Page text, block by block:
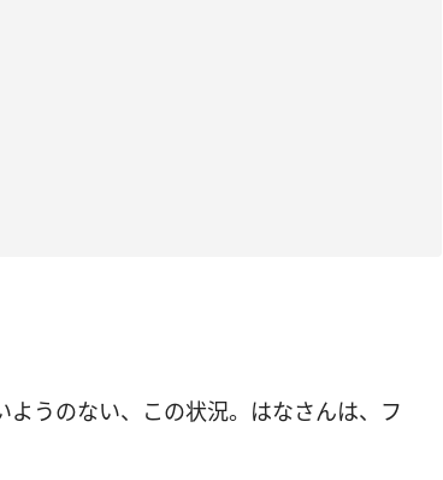
うのない、この状況。はなさんは、フ